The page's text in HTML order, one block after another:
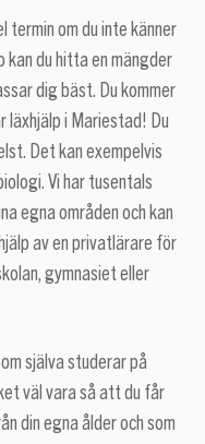
termin om du inte känner
kan du hitta en mängder
dig bäst. Du kommer
läxhjälp i Mariestad! Du
Det kan exempelvis
Vi har tusentals
egna områden och kan
av en privatlärare för
gymnasiet eller
själva studerar på
väl vara så att du får
din egna ålder och som